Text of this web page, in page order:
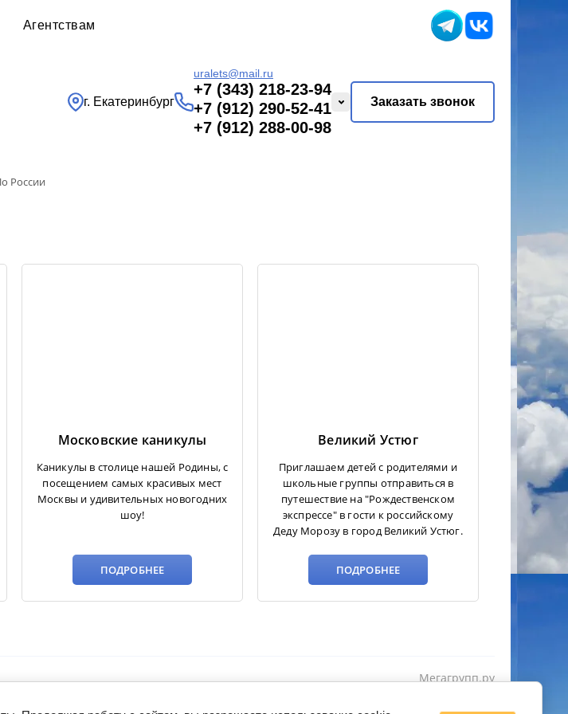
Агентствам
г. Екатеринбург
uralets@mail.ru
+7 (343) 218-23-94
+7 (912) 290-52-41
+7 (912) 288-00-98
Заказать звонок
России
Московские каникулы
Каникулы в столице нашей Родины, с
посещением самых красивых мест
Москвы и удивительных новогодних
шоу!
ПОДРОБНЕЕ
Великий Устюг
Приглашаем детей с родителями и
школьные группы отправиться в
путешествие на "Рождественском
экспрессе" в гости к российскому
Деду Морозу в город Великий Устюг.
ПОДРОБНЕЕ
Мегагрупп.ру